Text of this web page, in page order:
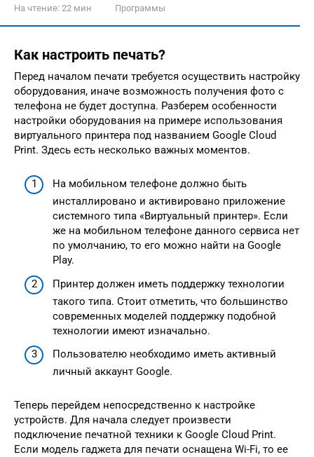
На чтение: 22 мин Программы
Как настроить печать?
Перед началом печати требуется осуществить настройку
оборудования, иначе возможность получения фото с
телефона не будет доступна. Разберем особенности
настройки оборудования на примере использования
виртуального принтера под названием Google Cloud
Print. Здесь есть несколько важных моментов.
На мобильном телефоне должно быть
инсталлировано и активировано приложение
системного типа «Виртуальный принтер». Если
же на мобильном телефоне данного сервиса нет
по умолчанию, то его можно найти на Google
Play.
Принтер должен иметь поддержку технологии
такого типа. Стоит отметить, что большинство
современных моделей поддержку подобной
технологии имеют изначально.
Пользователю необходимо иметь активный
личный аккаунт Google.
Теперь перейдем непосредственно к настройке
устройств. Для начала следует произвести
подключение печатной техники к Google Cloud Print.
Если модель гаджета для печати оснащена Wi-Fi, то ее